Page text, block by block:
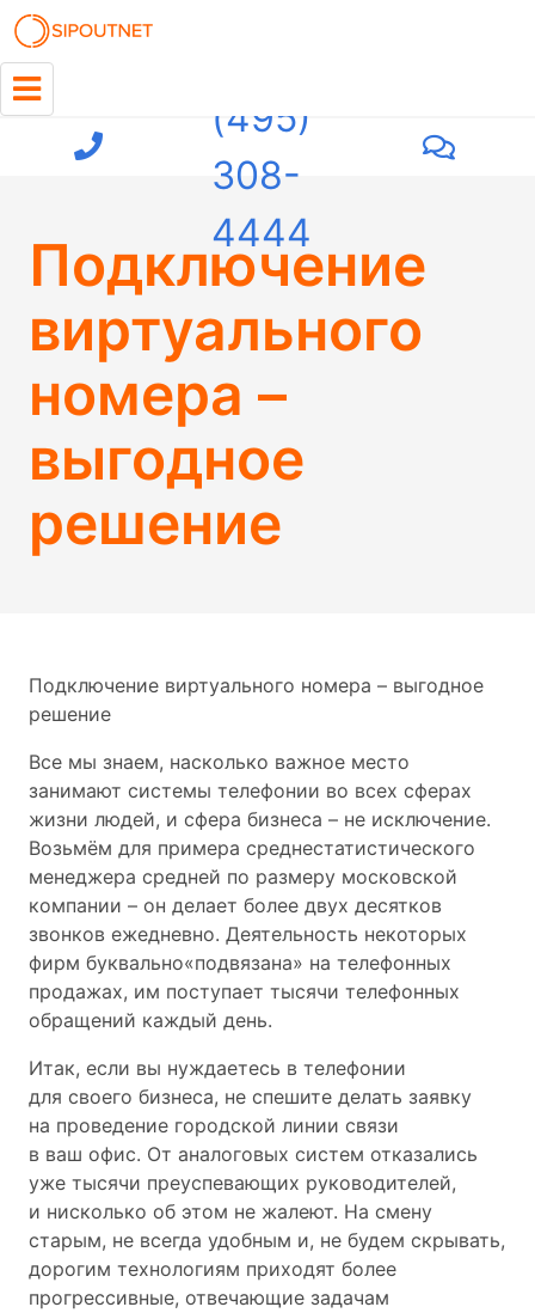
(495)
308-
4444
Подключение
виртуального
номера –
выгодное
решение
Подключение виртуального номера – выгодное
решение
Все мы знаем, насколько важное место
занимают системы телефонии во всех сферах
жизни людей, и сфера бизнеса – не исключение.
Возьмём для примера среднестатистического
менеджера средней по размеру московской
компании – он делает более двух десятков
звонков ежедневно. Деятельность некоторых
фирм буквально«подвязана» на телефонных
продажах, им поступает тысячи телефонных
обращений каждый день.
Итак, если вы нуждаетесь в телефонии
для своего бизнеса, не спешите делать заявку
на проведение городской линии связи
в ваш офис. От аналоговых систем отказались
уже тысячи преуспевающих руководителей,
и нисколько об этом не жалеют. На смену
старым, не всегда удобным и, не будем скрывать,
дорогим технологиям приходят более
прогрессивные, отвечающие задачам